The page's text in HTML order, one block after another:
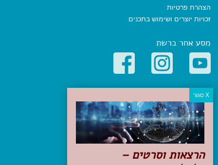
הצהרת פרטיות
זכויות יוצרים ושימוש בתכנים
מסע אחר ברשת
קטגוריות פופולריות
יעדים
טיולים בישראל
מלונות בוטיק בישראל
טיפים והמלצות
הכנות לנסיעה
הרצאות וסרטים –